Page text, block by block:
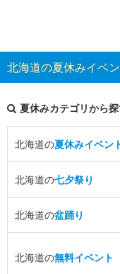
北海道の夏休みイベ
夏休みカテゴリから
北海道の夏休みイベン
北海道の七夕祭り
北海道の盆踊り
北海道の無料イベント